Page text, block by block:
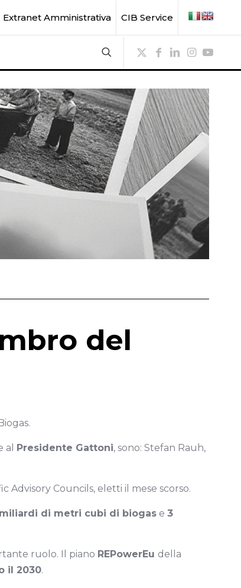
Extranet Amministrativa CIB Service
del
al Presidente Gattoni, sono: Stefan Rauh,
Advisory Councils, eletti il ​​mese scorso.
miliardi di metri cubi di biogas e 3
ruolo. Il piano REPowerEu della
il 2030.